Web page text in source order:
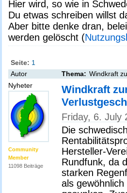
Hier wird, so wie in
Du etwas schreiben willst
Aber bitte denke dran,
werden gelöscht (
Seite: 1
Autor
Thema: Windkraft
Nyheter
Community
Member
11098 Beiträge
Windkraft
Friday, 6. July
Die
Hersteller-
Rundfunk, da
starken
als